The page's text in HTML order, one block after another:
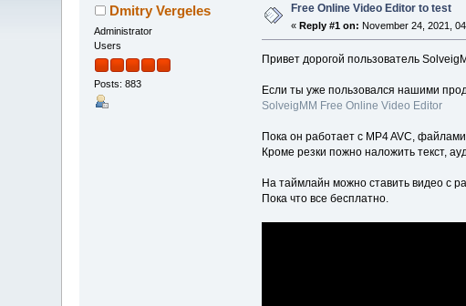
Dmitry Vergeles
Administrator
Users
Posts: 883
Free Online Video Editor to test
«Reply #1 on: November 24, 2021,
Привет дорогой пользователь
Если ты уже пользовался нашими
SolveigMM Free Online Video Editor
Пока он работает с MP4 AVC,
Кроме резки пожно наложить текст,
На таймлайн можно ставить видео с
Пока что все бесплатно.